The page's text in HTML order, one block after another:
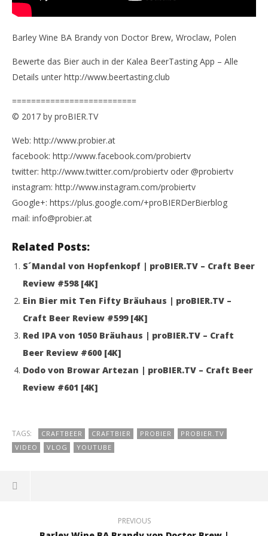
Barley Wine BA Brandy von Doctor Brew, Wroclaw, Polen
Bewerte das Bier auch in der Kalea BeerTasting App – Alle
Details unter http://www.beertasting.club
==========================
© 2017 by proBIER.TV
Web: http://www.probier.at
facebook: http://www.facebook.com/probiertv
twitter: http://www.twitter.com/probiertv oder @probiertv
instagram: http://www.instagram.com/probiertv
Google+: https://plus.google.com/+proBIERDerBierblog
mail: info@probier.at
Related Posts:
S´Mandal von Hopfenkopf | proBIER.TV – Craft Beer
Review #598 [4K]
Ein Bier mit Ten Fifty Bräuhaus | proBIER.TV –
Craft Beer Review #599 [4K]
Red IPA von 1050 Bräuhaus | proBIER.TV – Craft
Beer Review #600 [4K]
Dodo von Browar Artezan | proBIER.TV – Craft Beer
Review #601 [4K]
TAGS: CRAFTBEER CRAFTBIER PROBIER
PROBIER.TV
VIDEO
VLOG YOUTUBE
PREVIOUS